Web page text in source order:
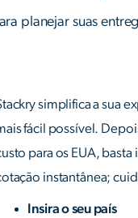
planejar suas
simplifica a sua
fácil possível.
para os EUA,
instantânea;
Insira o seu país